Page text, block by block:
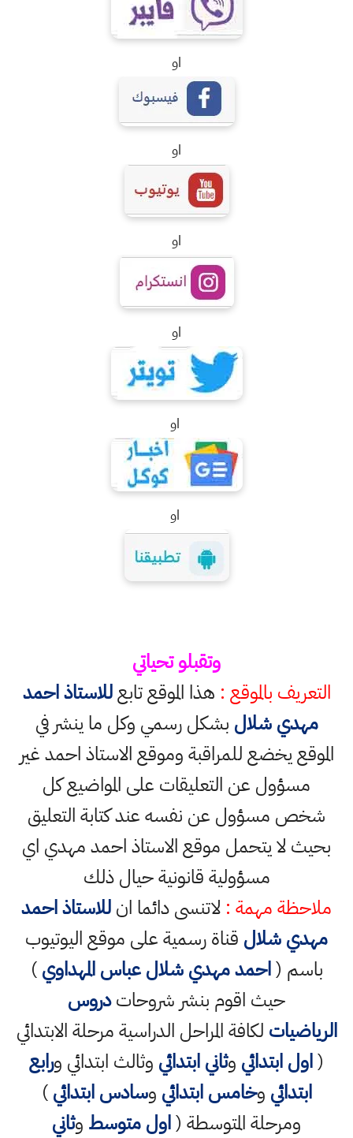
او
او
او
او
او
او
وتقبلو تحياتي
التعريف بالموقع : هذا الموقع تابعللاستاذ احمد
مهدي شلال بشكل رسمي وكل ما ينشر في
الموقع يخضع للمراقبة وموقع الاستاذ احمد غير
مسؤول عن التعليقات على المواضيع كل
شخص مسؤول عن نفسه عند كتابة التعليق
بحيث لا يتحمل موقع الاستاذ احمد مهدي اي
مسؤولية قانونية حيال ذلك
ملاحظة مهمة : لاتنسى دائما انللاستاذ احمد
مهدي شلال قناة رسمية على موقع اليوتيوب
باسم (احمد مهدي شلال عباس المهداوي)
حيث اقوم بنشر شروحاتدروس
الرياضيات لكافة المراحل الدراسية مرحلة الابتدائي
(اول ابتدائي وثاني ابتدائي وثالث ابتدائي ورابع
ابتدائي وخامس ابتدائي وسادس ابتدائي)
ومرحلة المتوسطة (اول متوسط وثاني